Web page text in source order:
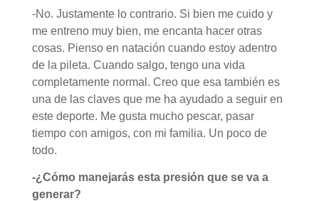
-No. Justamente lo contrario. Si bien me cuido y
me entreno muy bien, me encanta hacer otras
cosas. Pienso en natación cuando estoy adentro
de la pileta. Cuando salgo, tengo una vida
completamente normal. Creo que esa también es
una de las claves que me ha ayudado a seguir en
este deporte. Me gusta mucho pescar, pasar
tiempo con amigos, con mi familia. Un poco de
todo.
-¿Cómo manejarás esta presión que se va a
generar?